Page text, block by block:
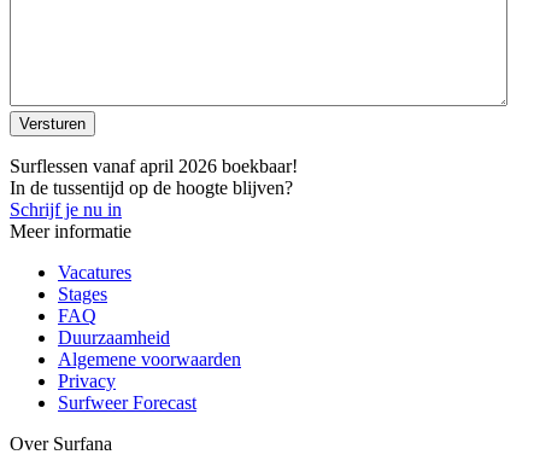
Versturen
Surflessen vanaf april 2026 boekbaar!
In de tussentijd op de hoogte blijven?
Schrijf je nu in
Meer informatie
Vacatures
Stages
FAQ
Duurzaamheid
Algemene voorwaarden
Privacy
Surfweer Forecast
Over Surfana